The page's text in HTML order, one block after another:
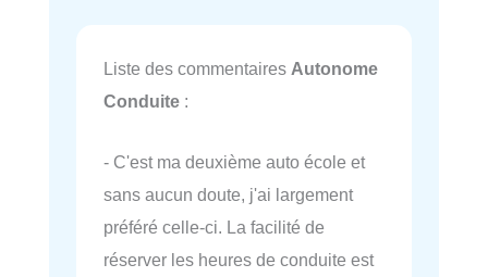
Liste des commentaires Autonome
Conduite :
- C'est ma deuxième auto école et
sans aucun doute, j'ai largement
préféré celle-ci. La facilité de
réserver les heures de conduite est